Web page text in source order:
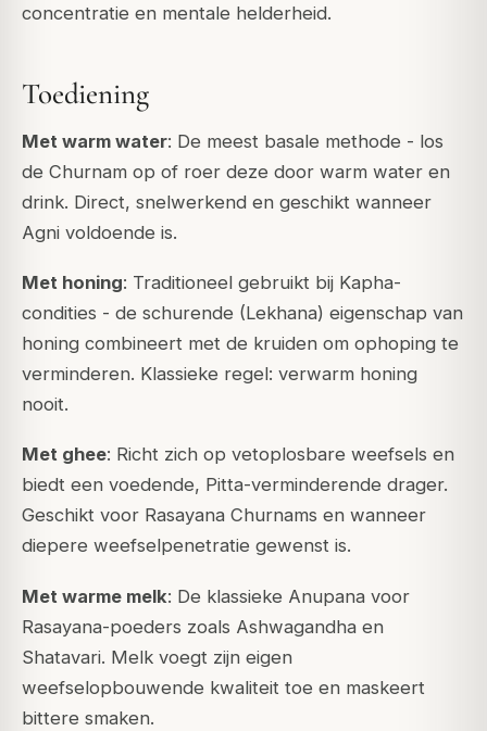
concentratie en mentale helderheid.
Toediening
Met warm water: De meest basale methode - los
de Churnam op of roer deze door warm water en
drink. Direct, snelwerkend en geschikt wanneer
Agni voldoende is.
Met honing: Traditioneel gebruikt bij Kapha-
condities - de schurende (Lekhana) eigenschap van
honing combineert met de kruiden om ophoping te
verminderen. Klassieke regel: verwarm honing
nooit.
Met ghee: Richt zich op vetoplosbare weefsels en
biedt een voedende, Pitta-verminderende drager.
Geschikt voor Rasayana Churnams en wanneer
diepere weefselpenetratie gewenst is.
Met warme melk: De klassieke Anupana voor
Rasayana-poeders zoals Ashwagandha en
Shatavari. Melk voegt zijn eigen
weefselopbouwende kwaliteit toe en maskeert
bittere smaken.